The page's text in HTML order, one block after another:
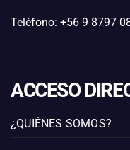
Teléfono: +56 9 8797
ACCESO
¿QUIÉNES SOMOS?